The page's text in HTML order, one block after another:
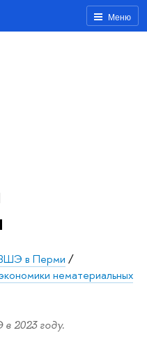
Меню
в Перми /
нематериальных
2023 году.